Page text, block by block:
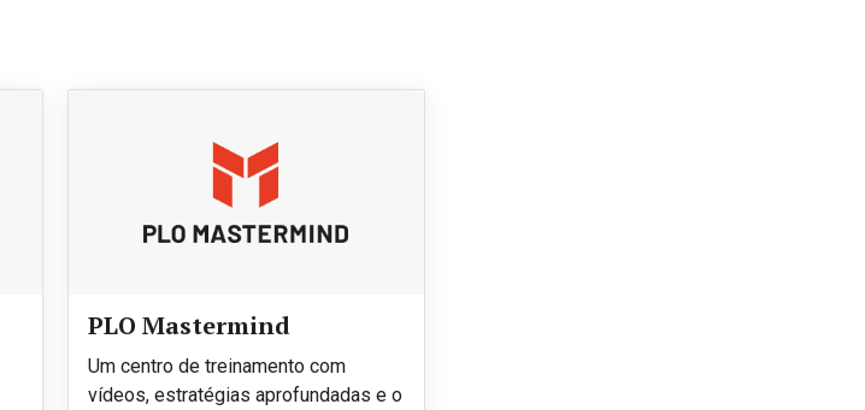
PLO Mastermind
Um centro de treinamento com
vídeos, estratégias aprofundadas e o